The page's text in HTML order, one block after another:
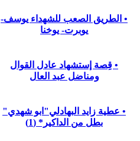
• الطريق الصعب للشهداء يوسف-
يوبرت- يوخنا
• قِصة إستشهاد عادل القوال
ومناضل عبد العال
• عطية زايد البهادلي"ابو شهدي"
بطل من الداكير* (1)